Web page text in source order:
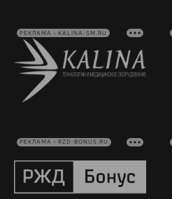
РЕКЛАМА • KALINA-SM.RU
РЕКЛАМА • RZD-BONUS.RU